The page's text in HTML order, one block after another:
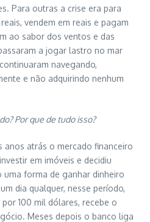
Para outras a crise era para
vendem em reais e pagam
ao sabor dos ventos e das
a jogar lastro no mar
navegando,
e não adquirindo nenhum
Por que de tudo isso?
anos atrás o mercado financeiro
em imóveis e decidiu
forma de ganhar dinheiro
dia qualquer, nesse período,
100 mil dólares, recebe o
Meses depois o banco liga